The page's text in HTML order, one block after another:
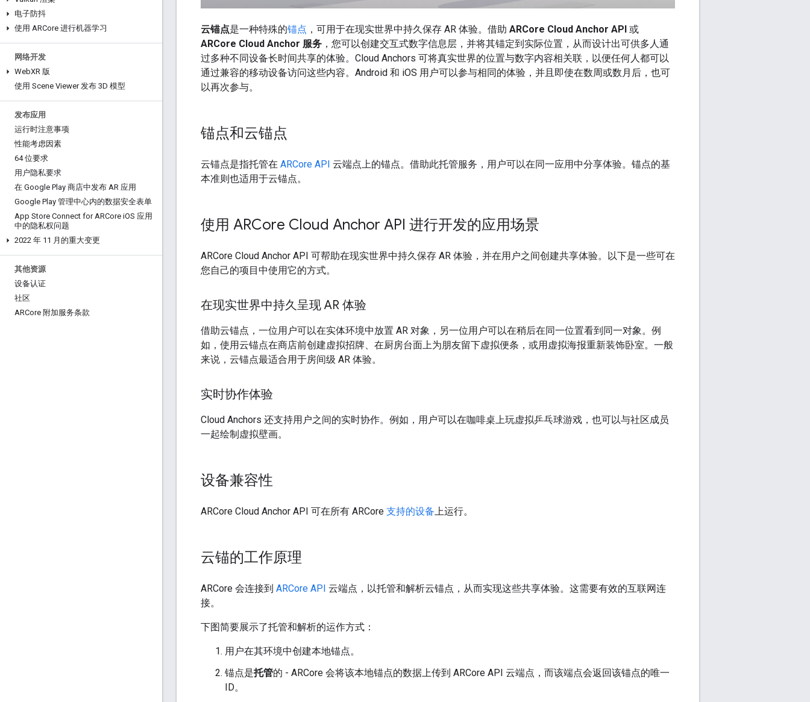
电子防抖
使用 ARCore 进行机器学习
网络开发
WebXR 版
使用 Scene Viewer 发布 3D 模型
发布应用
运行时注意事项
性能考虑因素
64 位要求
用户隐私要求
在 Google Play 商店中发布 AR 应用
Google Play 管理中心内的数据安全表单
App Store Connect for ARCore iOS 应用
中的隐私权问题
2022 年 11 月的重大变更
其他资源
设备认证
社区
ARCore 附加服务条款
云锚点是一种特殊的锚点 ，可用于在现实世界中持久保存 AR 体验。借助 ARCore Cloud Anchor API 或
ARCore Cloud Anchor 服务 ，您可以创建交互式数字信息层，并将其锚定到实际位置，从而设计出可供多人通
过多种不同设备长时间共享的体验。Cloud Anchors 可将真实世界的位置与数字内容相关联，以便任何人都可以
通过兼容的移动设备访问这些内容。Android 和 iOS 用户可以参与相同的体验，并且即使在数周或数月后，也可
以再次参与。
锚点和云锚点
云锚点是指托管在 ARCore API 云端点上的锚点。借助此托管服务，用户可以在同一应用中分享体验。锚点的基
本准则也适用于云锚点。
使用 ARCore Cloud Anchor API 进行开发的应用场景
ARCore Cloud Anchor API 可帮助在现实世界中持久保存 AR 体验，并在用户之间创建共享体验。以下是一些可在
您自己的项目中使用它的方式。
在现实世界中持久呈现 AR 体验
借助云锚点，一位用户可以在实体环境中放置 AR 对象，另一位用户可以在稍后在同一位置看到同一对象。例
如，使用云锚点在商店前创建虚拟招牌、在厨房台面上为朋友留下虚拟便条，或用虚拟海报重新装饰卧室。一般
来说，云锚点最适合用于房间级 AR 体验。
实时协作体验
Cloud Anchors 还支持用户之间的实时协作。例如，用户可以在咖啡桌上玩虚拟乒乓球游戏，也可以与社区成员
一起绘制虚拟壁画。
设备兼容性
ARCore Cloud Anchor API 可在所有 ARCore 支持的设备 上运行。
云锚的工作原理
ARCore 会连接到 ARCore API 云端点，以托管和解析云锚点，从而实现这些共享体验。这需要有效的互联网连
接。
下图简要展示了托管和解析的运作方式：
用户在其环境中创建本地锚点。
锚点是托管的 - ARCore 会将该本地锚点的数据上传到 ARCore API 云端点，而该端点会返回该锚点的唯一
ID。